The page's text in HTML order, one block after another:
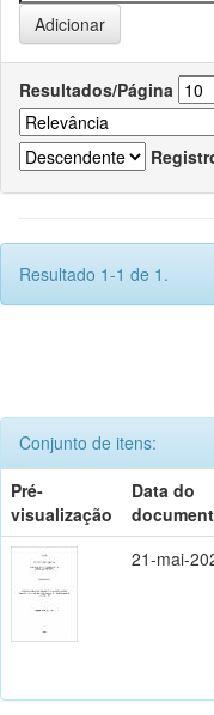
Resultados/Página
Resultado 1-1 de 1.
Conjunto de itens:
Pré-
visualização
Data do
21-mai-